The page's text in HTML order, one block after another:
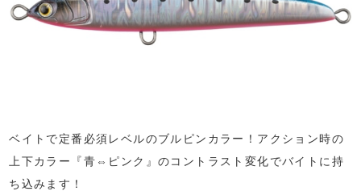
ベイトで定番必須レベルのブルピンカラー！アクション時の
上下カラー『青⇔ピンク』のコントラスト変化でバイトに持
ち込みます！